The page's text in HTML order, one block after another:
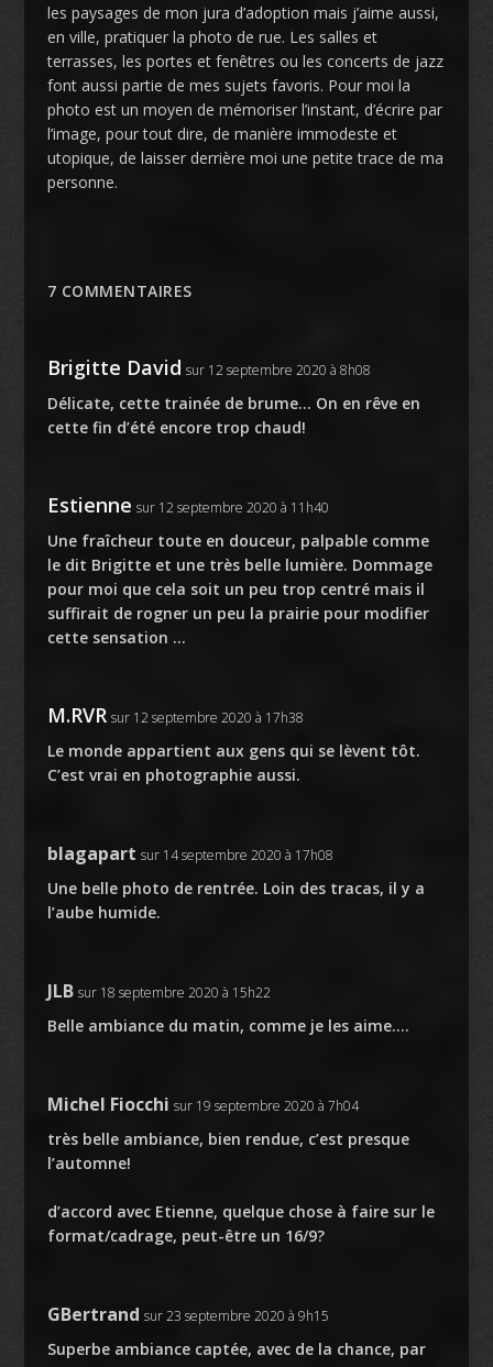
les paysages de mon jura d’adoption mais j’aime aussi,
en ville, pratiquer la photo de rue. Les salles et
terrasses, les portes et fenêtres ou les concerts de jazz
font aussi partie de mes sujets favoris. Pour moi la
photo est un moyen de mémoriser l’instant, d’écrire par
l’image, pour tout dire, de manière immodeste et
utopique, de laisser derrière moi une petite trace de ma
personne.
7 COMMENTAIRES
Brigitte David sur 12 septembre 2020 à 8h08
Délicate, cette trainée de brume… On en rêve en
cette fin d’été encore trop chaud!
Estienne sur 12 septembre 2020 à 11h40
Une fraîcheur toute en douceur, palpable comme
le dit Brigitte et une très belle lumière. Dommage
pour moi que cela soit un peu trop centré mais il
suffirait de rogner un peu la prairie pour modifier
cette sensation …
M.RVR sur 12 septembre 2020 à 17h38
Le monde appartient aux gens qui se lèvent tôt.
C’est vrai en photographie aussi.
blagapart sur 14 septembre 2020 à 17h08
Une belle photo de rentrée. Loin des tracas, il y a
l’aube humide.
JLB sur 18 septembre 2020 à 15h22
Belle ambiance du matin, comme je les aime….
Michel Fiocchi sur 19 septembre 2020 à 7h04
très belle ambiance, bien rendue, c’est presque
l’automne!
d’accord avec Etienne, quelque chose à faire sur le
format/cadrage, peut-être un 16/9?
GBertrand sur 23 septembre 2020 à 9h15
Superbe ambiance captée, avec de la chance, par